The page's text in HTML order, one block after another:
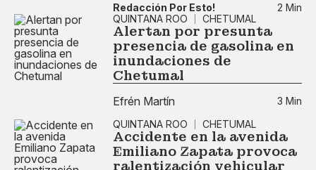
Redacción Por Esto!
2 Min
QUINTANA ROO
CHETUMAL
Alertan por presunta
presencia de gasolina en
inundaciones de
Chetumal
Efrén Martín
3 Min
QUINTANA ROO
CHETUMAL
Accidente en la avenida
Emiliano Zapata provoca
ralentización vehicular